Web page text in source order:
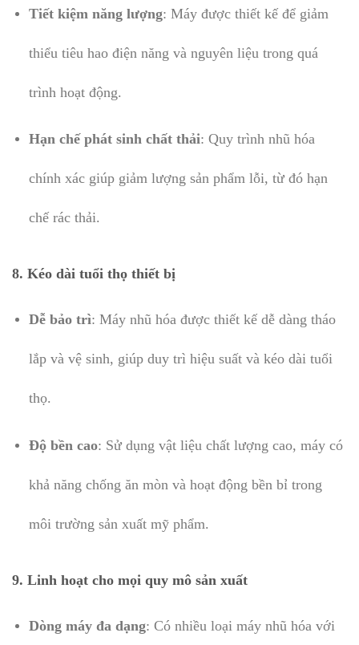
Tiết kiệm năng lượng: Máy được thiết kế để giảm
thiểu tiêu hao điện năng và nguyên liệu trong quá
trình hoạt động.
Hạn chế phát sinh chất thải: Quy trình nhũ hóa
chính xác giúp giảm lượng sản phẩm lỗi, từ đó hạn
chế rác thải.
8. Kéo dài tuổi thọ thiết bị
Dễ bảo trì: Máy nhũ hóa được thiết kế dễ dàng tháo
lắp và vệ sinh, giúp duy trì hiệu suất và kéo dài tuổi
thọ.
Độ bền cao: Sử dụng vật liệu chất lượng cao, máy có
khả năng chống ăn mòn và hoạt động bền bỉ trong
môi trường sản xuất mỹ phẩm.
9. Linh hoạt cho mọi quy mô sản xuất
Dòng máy đa dạng: Có nhiều loại máy nhũ hóa với